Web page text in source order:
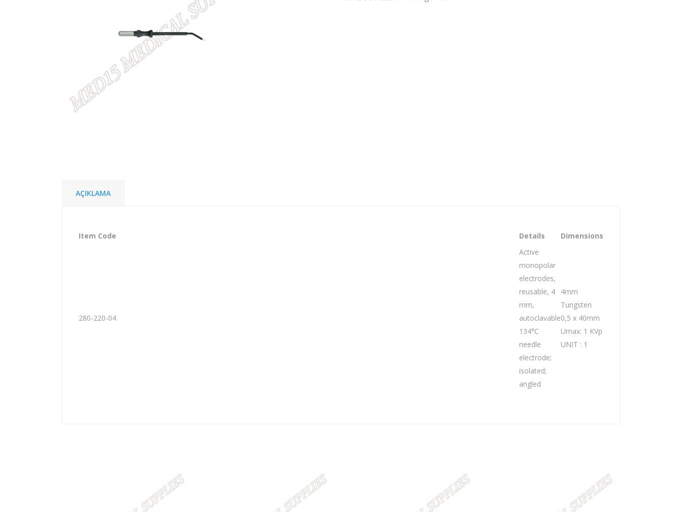
AÇIKLAMA
Item Code Details Dimensions
280-220-04
Active
monopolar
electrodes,
reusable, 4
mm,
autoclavable
134°C
needle
electrode;
isolated;
angled
4mm
Tungsten
0,5 x 40mm
Umax: 1 KVp
UNIT : 1